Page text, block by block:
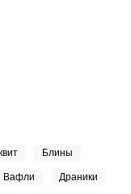
Блины
Вафли Драники